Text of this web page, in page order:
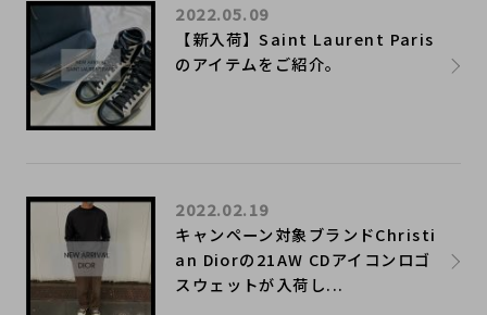
【新入荷】Saint Laurent Paris
のアイテムをご紹介。
2022.05.09
キャンペーン対象ブランドChristi
an Diorの21AW CDアイコンロゴ
スウェットが入荷し...
2022.02.19